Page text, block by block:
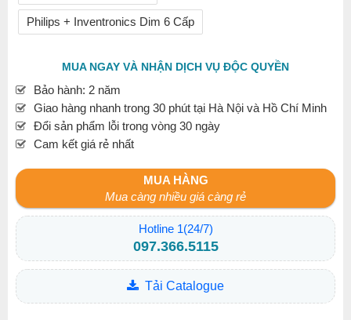
Philips + Inventronics Dim 6 Cấp
MUA NGAY VÀ NHẬN DỊCH VỤ ĐỘC QUYỀN
Bảo hành: 2 năm
Giao hàng nhanh trong 30 phút tại Hà Nội và Hồ Chí Minh
Đổi sản phẩm lỗi trong vòng 30 ngày
Cam kết giá rẻ nhất
MUA HÀNG
Mua càng nhiều giá càng rẻ
Hotline 1(24/7)
097.366.5115
Tải Catalogue